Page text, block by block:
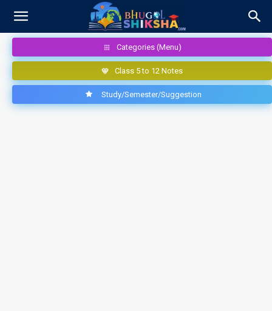
Categories (Menu)
Class 5 to 12 Notes
Study/Semester/Suggestion